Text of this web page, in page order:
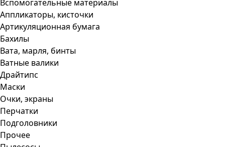
Вспомогательные материалы
Аппликаторы, кисточки
Артикуляционная бумага
Бахилы
Вата, марля, бинты
Ватные валики
Драйтипс
Маски
Очки, экраны
Перчатки
Подголовники
Прочее